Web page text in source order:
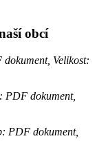
obcí
dokument, Velikost:
PDF dokument,
PDF dokument,